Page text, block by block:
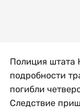
Полиция штата
подробности
погибли
Следствие